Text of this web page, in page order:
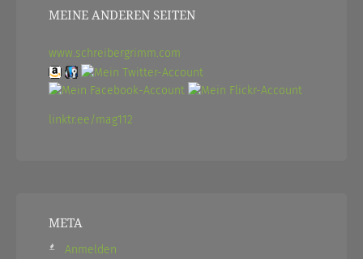
MEINE ANDEREN SEITEN
www.schreibergrimm.com
linktr.ee/mag112
META
Anmelden